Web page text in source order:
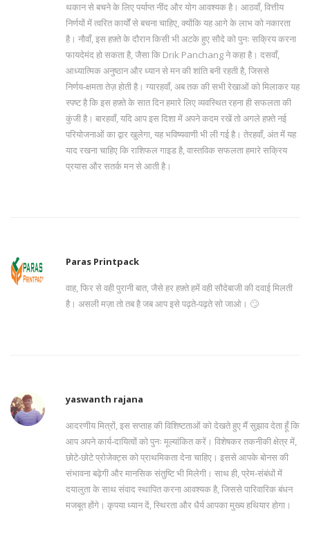
थकान से बचने के लिए पर्याप्त नींद और योग आवश्यक है। आठवाँ, वित्तीय
निर्णयों में त्वरित कार्यों से बचना चाहिए, क्योंकि यह आगे के लाभ को नकारता
है। नौवाँ, इस हफ़्ते के दौरान किसी भी अटके हुए सौदे को पुनः सक्रिय करना
फायदेमंद हो सकता है, जैसा कि Drik Panchang ने कहा है। दसवाँ,
आध्यात्मिक अनुष्ठान और ध्यान से मन की शांति बनी रहती है, जिससे
निर्णय‑क्षमता तेज़ होती है। ग्यारहवाँ, अब तक की सभी रेखाओं को मिलाकर यह
स्पष्ट है कि इस हफ़्ते के सात दिन हमारे लिए व्यवस्थित रहना ही सफलता की
कुंजी है। बारहवाँ, यदि आप इस दिशा में अपने कदम रखें तो अगले हफ़्ते नई
परियोजनाओं का द्वार खुलेगा, यह भविष्यवाणी भी ली गई है। तेरहवाँ, अंत में यह
याद रखना चाहिए कि राशिफल गाइड है, वास्तविक सफलता हमारे सक्रिय
प्रयास और सतर्क मन से आती है।
Paras Printpack
वाह, फिर से वही पुरानी बात, जैसे हर हफ़्ते हमें वही सौदेबाजी की दवाई मिलती
है। असली मज़ा तो तब है जब आप इसे पढ़ते‑पढ़ते सो जाओ। 🙄
yaswanth rajana
आदरणीय मित्रों, इस सप्ताह की विशिष्टताओं को देखते हुए मैं सुझाव देता हूँ कि
आप अपने कार्य‑दायित्वों को पुनः मूल्यांकित करें। विशेषकर तकनीकी क्षेत्र में,
छोटे‑छोटे प्रोजेक्ट्स को प्राथमिकता देना चाहिए। इससे आपके बोनस की
संभावना बढ़ेगी और मानसिक संतुष्टि भी मिलेगी। साथ ही, प्रेम‑संबंधों में
दयालुता के साथ संवाद स्थापित करना आवश्यक है, जिससे पारिवारिक बंधन
मजबूत होंगे। कृपया ध्यान दें, स्थिरता और धैर्य आपका मुख्य हथियार होगा।